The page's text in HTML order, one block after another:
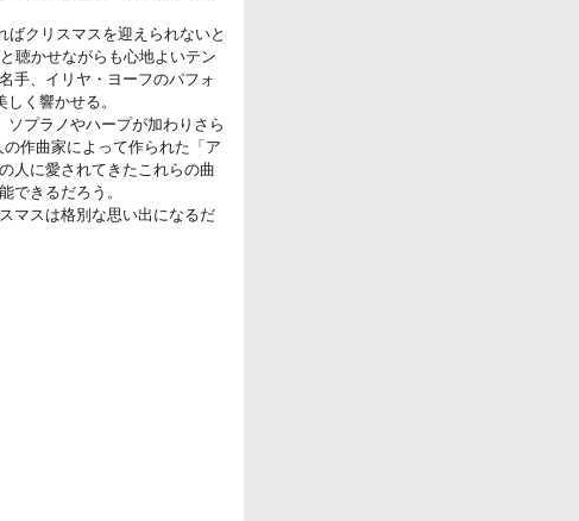
クリスマスを迎えられないと
聴かせながらも心地よいテン
手、イリヤ・ヨーフのパフォ
く響かせる。
プラノやハープが加わりさら
作曲家によって作られた「ア
人に愛されてきたこれらの曲
できるだろう。
マスは格別な思い出になるだ